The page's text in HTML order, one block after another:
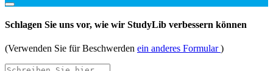
Schlagen Sie uns vor, wie wir StudyLib verbessern können
(Verwenden Sie für Beschwerden ein anderes Formular)